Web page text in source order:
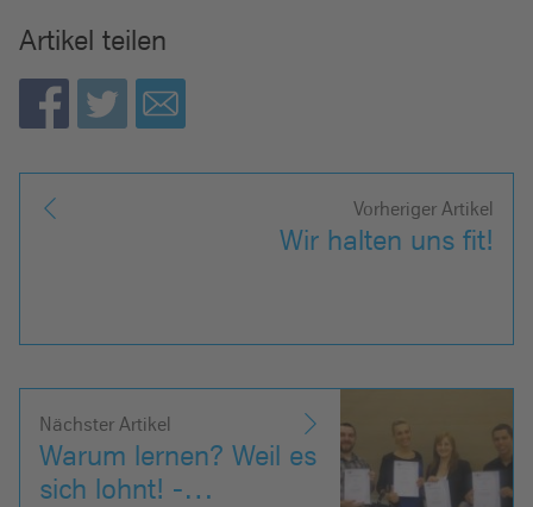
Artikel teilen
Vorheriger Artikel
Wir halten uns fit!
Nächster Artikel
Warum lernen? Weil es
sich lohnt! -…